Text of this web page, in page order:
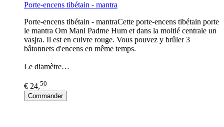
Porte-encens tibétain - mantra
Porte-encens tibétain - mantraCette porte-encens tibétain porte
le mantra Om Mani Padme Hum et dans la moitié centrale un
vasjra. Il est en cuivre rouge. Vous pouvez y brûler 3
bâtonnets d'encens en même temps.
Le diamètre…
€ 24,50
Commander